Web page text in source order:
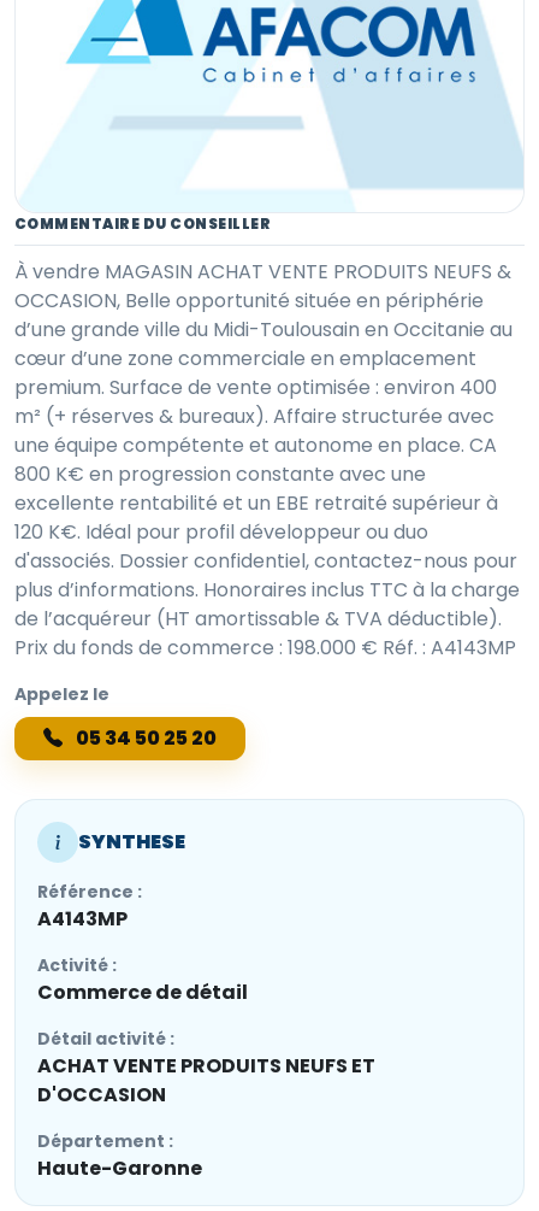
COMMENTAIRE DU CONSEILLER
À vendre MAGASIN ACHAT VENTE PRODUITS NEUFS &
OCCASION, Belle opportunité située en périphérie
d’une grande ville du Midi-Toulousain en Occitanie au
cœur d’une zone commerciale en emplacement
premium. Surface de vente optimisée : environ 400
m² (+ réserves & bureaux). Affaire structurée avec
une équipe compétente et autonome en place. CA
800 K€ en progression constante avec une
excellente rentabilité et un EBE retraité supérieur à
120 K€. Idéal pour profil développeur ou duo
d'associés. Dossier confidentiel, contactez-nous pour
plus d’informations. Honoraires inclus TTC à la charge
de l’acquéreur (HT amortissable & TVA déductible).
Prix du fonds de commerce : 198.000 € Réf. : A4143MP
Appelez le
05 34 50 25 20
SYNTHESE
Référence :
A4143MP
Activité :
Commerce de détail
Détail activité :
ACHAT VENTE PRODUITS NEUFS ET
D'OCCASION
Département :
Haute-Garonne